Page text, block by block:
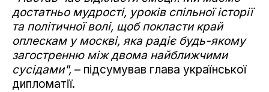
достатньо мудрості, уроків спільної історії
та політичної волі, щоб покласти край
оплескам у москві, яка радіє будь-якому
загостренню між двома найближчими
сусідами", – підсумував глава української
дипломатії.